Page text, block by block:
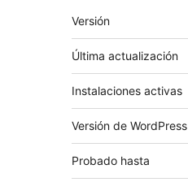
Meta
Versión
Última actualización
Instalaciones activas
Versión de WordPress
Probado hasta